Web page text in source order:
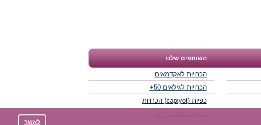
השותפים שלנו
הכרויות לאקדמאים
הכרויות לגילאים 50+
כפיות (capiyot) הכרויות
לאשר